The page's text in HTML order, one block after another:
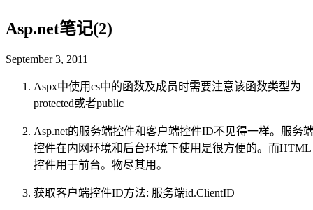
Asp.net笔记(2)
September 3, 2011
Aspx中使用cs中的函数及成员时需要注意该函数类型为
protected或者public
Asp.net的服务端控件和客户端控件ID不见得一样。服务
控件在内网环境和后台环境下使用是很方便的。而HTML
控件用于前台。物尽其用。
获取客户端控件ID方法: 服务端id.ClientID